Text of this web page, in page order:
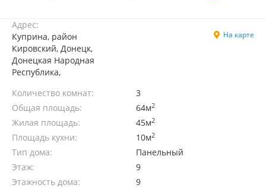
Адрес:
Куприна, район
Кировский, Донецк,
Донецкая Народная
Республика,
На карте
Количество комнат:
3
Общая площадь:
64м2
Жилая площадь: 45м2
Площадь кухни: 10м2
Тип дома:
Панельный
Этаж:
9
Этажность дома:
9